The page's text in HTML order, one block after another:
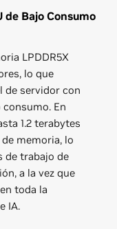
de Bajo Consumo
LPDDR5X
lo que
de servidor con
En
1.2 terabytes
memoria, lo
de trabajo de
a la vez que
toda la
IA.